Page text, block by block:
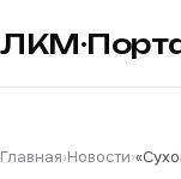
Главная›Новости›